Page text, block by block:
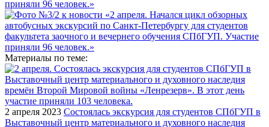
Материалы по теме:
2 апреля 2023 Состоялась экскурсия для студентов СПбГУП в
Выставочный центр материального и духовного наследия